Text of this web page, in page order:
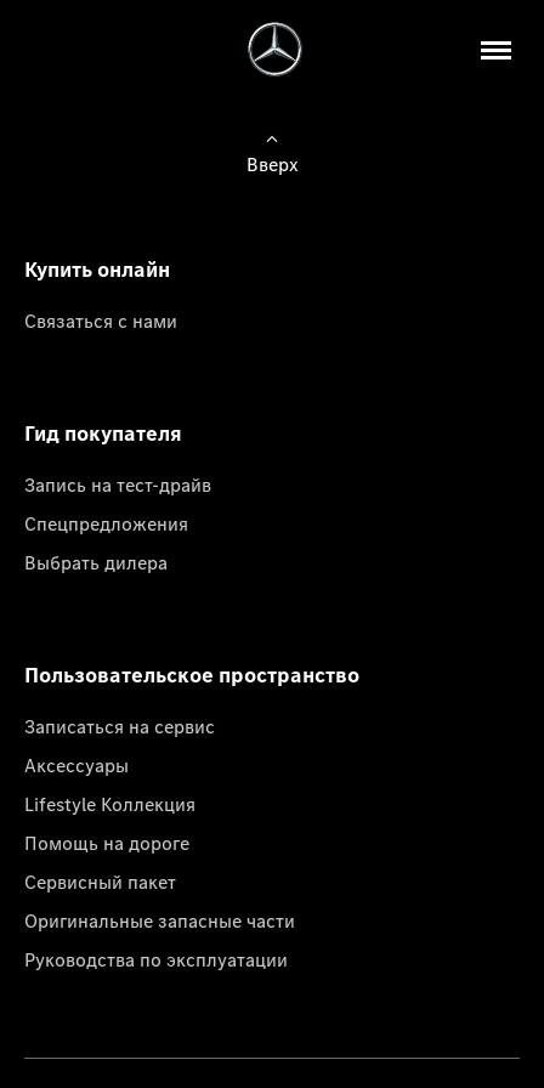
Вверх
Купить онлайн
Связаться с нами
Гид покупателя
Запись на тест-драйв
Спецпредложения
Выбрать дилера
Пользовательское пространство
Записаться на сервис
Аксессуары
Lifestyle Коллекция
Помощь на дороге
Сервисный пакет
Оригинальные запасные части
Руководства по эксплуатации